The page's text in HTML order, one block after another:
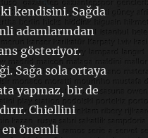
kendisini. Sağda
adamlarından
gösteriyor.
Sağa sola ortaya
yapmaz, bir de
Chiellini
en önemli